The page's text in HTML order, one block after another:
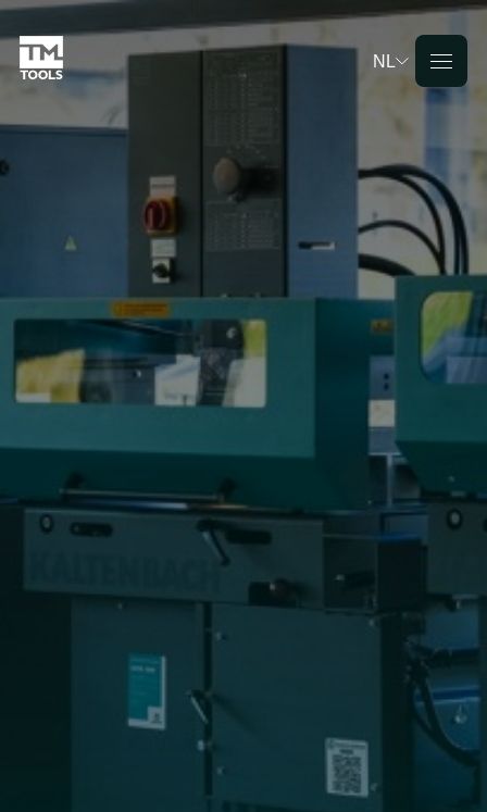
NL
Deutsch
Français
Nederlands